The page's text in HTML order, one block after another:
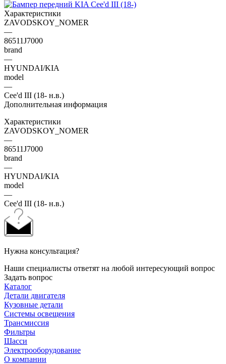
Характеристики
ZAVODSKOY_NOMER
—
86511J7000
brand
—
HYUNDAI/KIA
model
—
Cee'd III (18- н.в.)
Дополнительная информация
Характеристики
ZAVODSKOY_NOMER
—
86511J7000
brand
—
HYUNDAI/KIA
model
—
Cee'd III (18- н.в.)
Нужна консультация?
Наши специалисты ответят на любой интересующий вопрос
Задать вопрос
Каталог
Детали двигателя
Кузовные детали
Системы освещения
Трансмиссия
Фильтры
Шасси
Электрооборудование
О компании